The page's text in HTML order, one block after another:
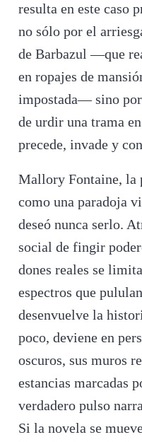
resulta en este caso
no sólo por el
de Barbazul —que
en ropajes de
impostada— sino
de urdir una trama
precede, invade y
Mallory Fontaine, la
como una paradoja
deseó nunca serlo.
social de fingir
dones reales se
espectros que
desenvuelve la
poco, deviene en
oscuros, sus muros
estancias marcadas
verdadero pulso
Si la novela se